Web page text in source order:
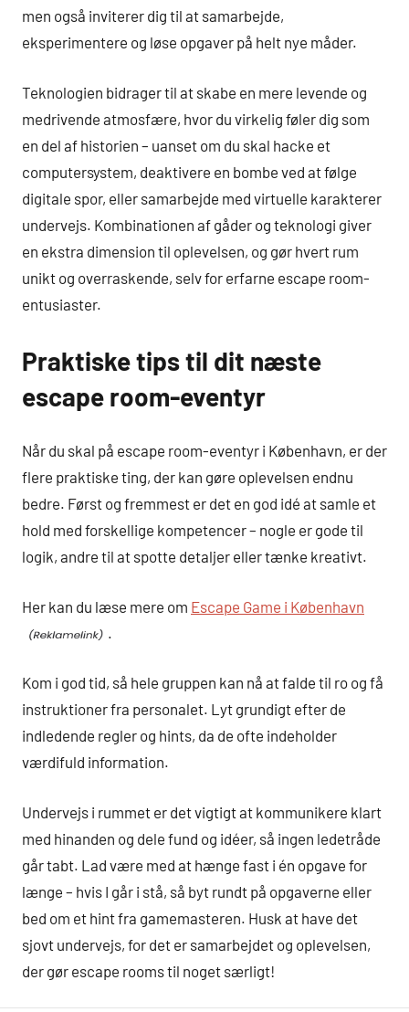
men også inviterer dig til at samarbejde,
eksperimentere og løse opgaver på helt nye måder.
Teknologien bidrager til at skabe en mere levende og
medrivende atmosfære, hvor du virkelig føler dig som
en del af historien – uanset om du skal hacke et
computersystem, deaktivere en bombe ved at følge
digitale spor, eller samarbejde med virtuelle karakterer
undervejs. Kombinationen af gåder og teknologi giver
en ekstra dimension til oplevelsen, og gør hvert rum
unikt og overraskende, selv for erfarne escape room-
entusiaster.
Praktiske tips til dit næste
escape room-eventyr
Når du skal på escape room-eventyr i København, er der
flere praktiske ting, der kan gøre oplevelsen endnu
bedre. Først og fremmest er det en god idé at samle et
hold med forskellige kompetencer – nogle er gode til
logik, andre til at spotte detaljer eller tænke kreativt.
Her kan du læse mere om Escape Game i København
.
Kom i god tid, så hele gruppen kan nå at falde til ro og få
instruktioner fra personalet. Lyt grundigt efter de
indledende regler og hints, da de ofte indeholder
værdifuld information.
Undervejs i rummet er det vigtigt at kommunikere klart
med hinanden og dele fund og idéer, så ingen ledetråde
går tabt. Lad være med at hænge fast i én opgave for
længe – hvis I går i stå, så byt rundt på opgaverne eller
bed om et hint fra gamemasteren. Husk at have det
sjovt undervejs, for det er samarbejdet og oplevelsen,
der gør escape rooms til noget særligt!